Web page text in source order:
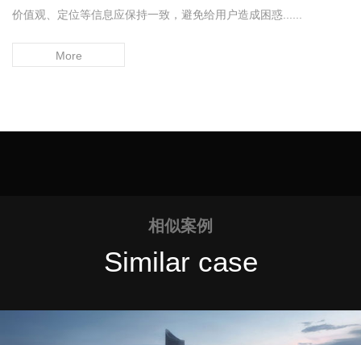
价值观、定位等信息应保持一致，避免给用户造成困惑......
More
相似案例
Similar case